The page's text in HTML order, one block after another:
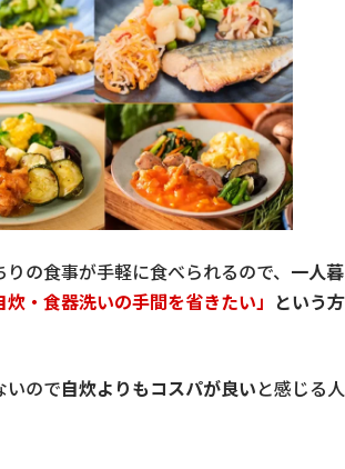
の食事が手軽に食べられるので、 一人暮
炊・食器洗いの手間を省きたい」 という方
いので自炊よりもコスパが良いと感じる人